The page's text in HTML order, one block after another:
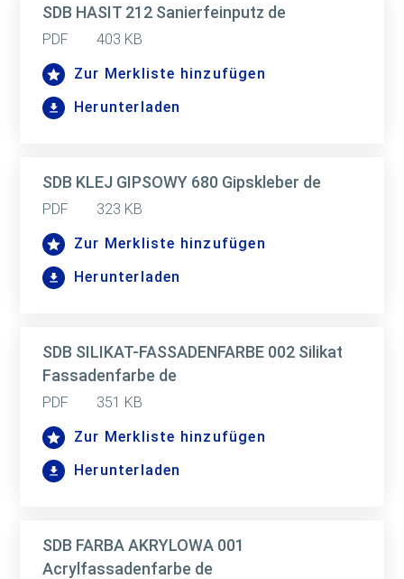
SDB HASIT 212 Sanierfeinputz de
PDF
403 KB
Zur Merkliste hinzufügen
Herunterladen
SDB KLEJ GIPSOWY 680 Gipskleber de
PDF
323 KB
Zur Merkliste hinzufügen
Herunterladen
SDB SILIKAT-FASSADENFARBE 002 Silikat
Fassadenfarbe de
PDF
351 KB
Zur Merkliste hinzufügen
Herunterladen
SDB FARBA AKRYLOWA 001
Acrylfassadenfarbe de